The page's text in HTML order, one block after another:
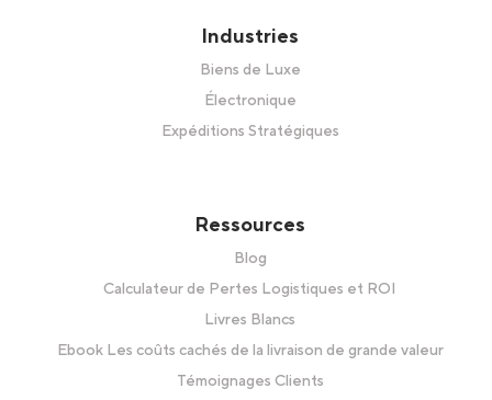
Industries
Biens de Luxe
Électronique
Expéditions Stratégiques
Ressources
Blog
Calculateur de Pertes Logistiques et ROI
Livres Blancs
Ebook Les coûts cachés de la livraison de grande valeur
Témoignages Clients